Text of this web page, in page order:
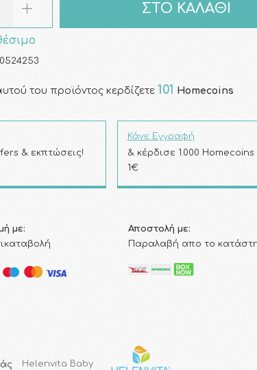
ΣΤΟ ΚΑΛΑΘΙ
του προϊόντος κερδίζετε 101 Homecoins
& εκπτώσεις!
Κάνε Εγγραφή
& κέρδισε 1.000 Homecoins
1€
με:
Αποστολή με:
Παραλαβή απο το
Helenvita Baby